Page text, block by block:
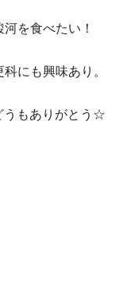
を食べたい！
にも興味あり。
うもありがとう☆